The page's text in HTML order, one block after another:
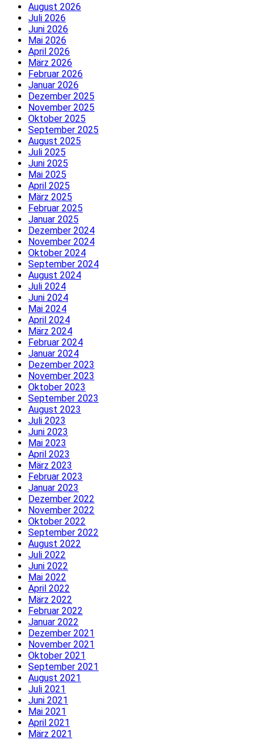
August 2026
Juli 2026
Juni 2026
Mai 2026
April 2026
März 2026
Februar 2026
Januar 2026
Dezember 2025
November 2025
Oktober 2025
September 2025
August 2025
Juli 2025
Juni 2025
Mai 2025
April 2025
März 2025
Februar 2025
Januar 2025
Dezember 2024
November 2024
Oktober 2024
September 2024
August 2024
Juli 2024
Juni 2024
Mai 2024
April 2024
März 2024
Februar 2024
Januar 2024
Dezember 2023
November 2023
Oktober 2023
September 2023
August 2023
Juli 2023
Juni 2023
Mai 2023
April 2023
März 2023
Februar 2023
Januar 2023
Dezember 2022
November 2022
Oktober 2022
September 2022
August 2022
Juli 2022
Juni 2022
Mai 2022
April 2022
März 2022
Februar 2022
Januar 2022
Dezember 2021
November 2021
Oktober 2021
September 2021
August 2021
Juli 2021
Juni 2021
Mai 2021
April 2021
März 2021